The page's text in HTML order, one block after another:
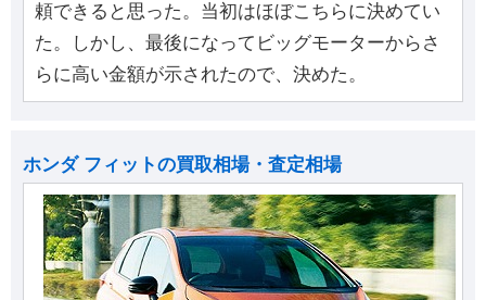
頼できると思った。当初はほぼこちらに決めてい
た。しかし、最後になってビッグモーターからさ
らに高い金額が示されたので、決めた。
ホンダ フィットの買取相場・査定相場